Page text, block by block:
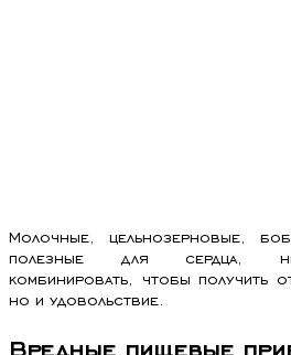
Молочные, цельнозерновые,
полезные для сердца,
комбинировать, чтобы получить
но и удовольствие.
Вредные пищевые